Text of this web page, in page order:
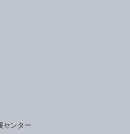
センター